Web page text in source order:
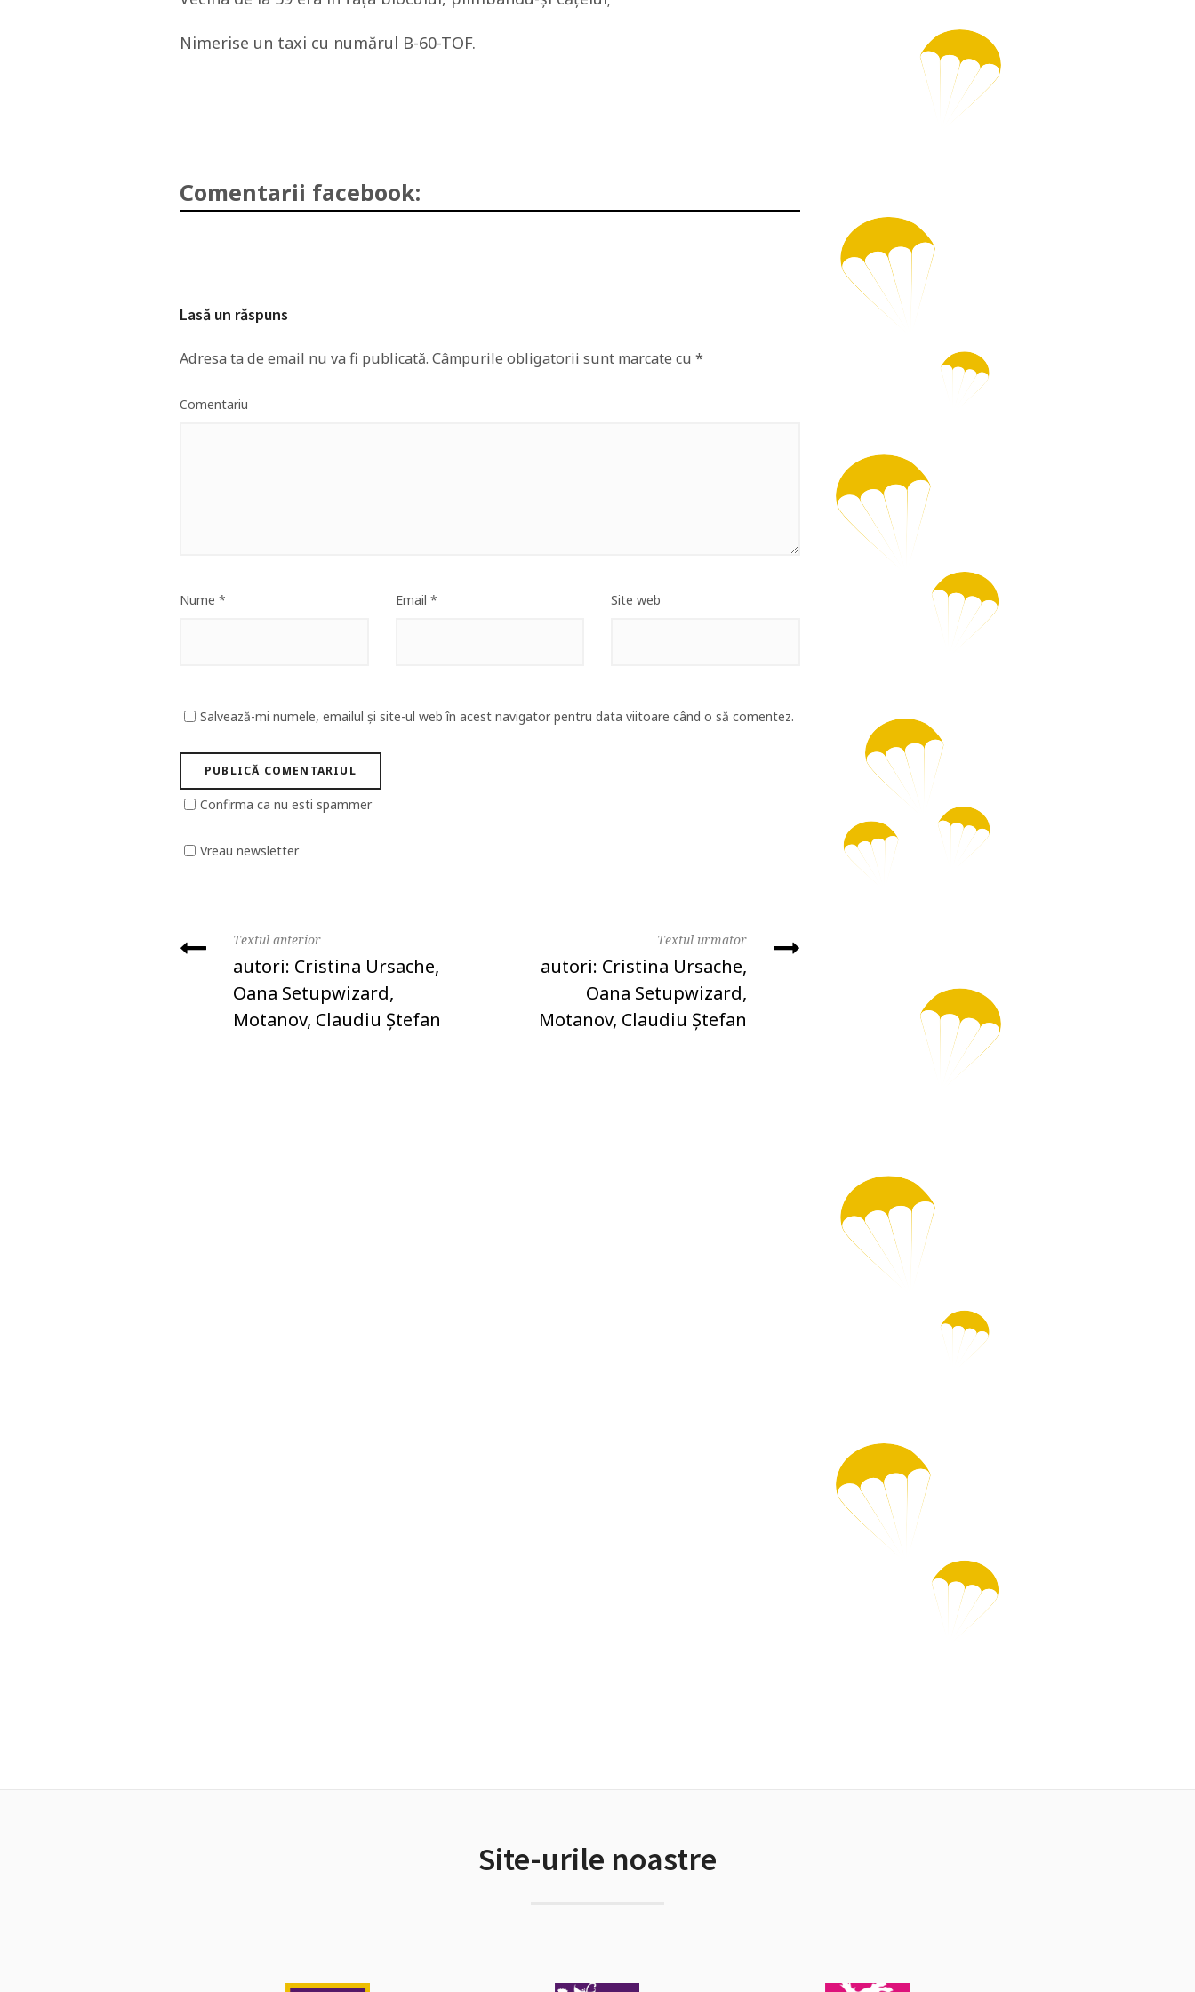
Nimerise un taxi cu numărul B-60-TOF.
Comentarii facebook:
Lasă un răspuns
Adresa ta de email nu va fi publicată. Câmpurile obligatorii sunt marcate cu *
Comentariu
Nume * Email * Site web
Salvează-mi numele, emailul și site-ul web în acest navigator pentru data viitoare când o să comentez.
Confirma ca nu esti spammer
Vreau newsletter
Textul anterior
autori: Cristina Ursache,
Oana Setupwizard,
Motanov, Claudiu Ștefan
Textul urmator
autori: Cristina Ursache,
Oana Setupwizard,
Motanov, Claudiu Ștefan
Site-urile noastre